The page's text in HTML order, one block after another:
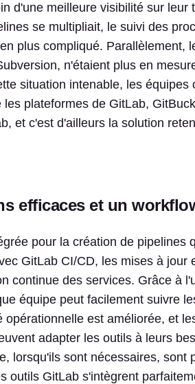
d'une meilleure visibilité sur leur
se multipliait, le suivi des
plus compliqué. Parallèlement,
n'étaient plus en
situation intenable, les équipes
plateformes de GitLab,
et c'est d'ailleurs la solution
efficaces et un
pour la création de pipelines
GitLab CI/CD, les mises à jour
continue des services. Grâce à
équipe peut facilement suivre
est améliorée, et
adapter les outils à leurs
lorsqu'ils sont nécessaires, sont
outils GitLab s'intègrent